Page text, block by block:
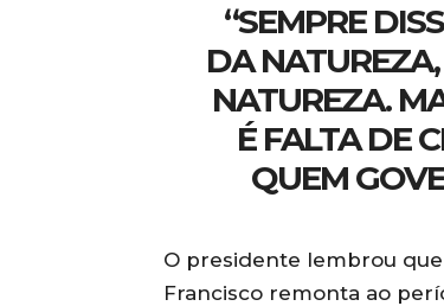
“SEMPRE
DA
NATUREZA.
É FALTA DE
QUEM
O presidente lembrou que
Francisco remonta ao